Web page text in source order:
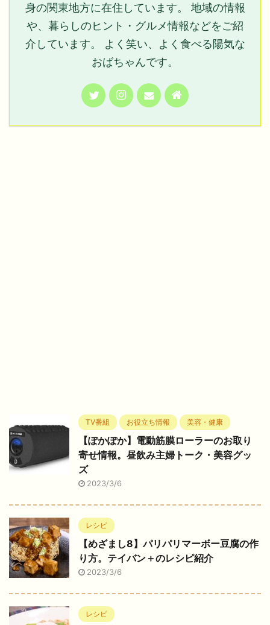
身の関東地方に在住しています。 地域の情報
や、暮らしのヒント・グルメ情報などをご紹
介しています。 よく笑い、よく食べる陽気な
おばちゃんです。
TV番組 お役立ち情報 美容・健康
【ぽかぽか】電動筋膜ローラーのお取り
寄せ情報。昼飲み主婦トーク・美容グッ
ズ
2023/3/6
レシピ
【めざまし8】パリパリマーボー豆腐の作
り方。テイバン＋のレシピ紹介
2023/3/6
レシピ